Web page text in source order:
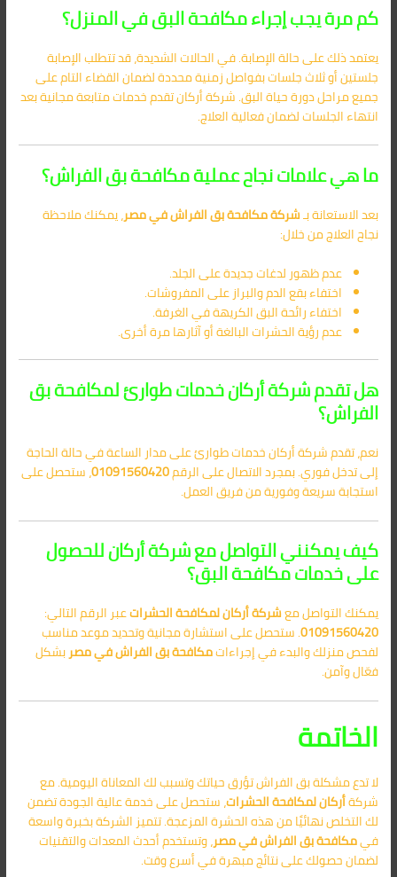
كم مرة يجب إجراء مكافحة البق في المنزل؟
يعتمد ذلك على حالة الإصابة. في الحالات الشديدة، قد تتطلب الإصابة
جلستين أو ثلاث جلسات بفواصل زمنية محددة لضمان القضاء التام على
جميع مراحل دورة حياة البق. شركة أركان تقدم خدمات متابعة مجانية بعد
انتهاء الجلسات لضمان فعالية العلاج.
ما هي علامات نجاح عملية مكافحة بق الفراش؟
بعد الاستعانة بـشركة مكافحة بق الفراش في مصر، يمكنك ملاحظة
نجاح العلاج من خلال:
عدم ظهور لدغات جديدة على الجلد.
اختفاء بقع الدم والبراز على المفروشات.
اختفاء رائحة البق الكريهة في الغرفة.
عدم رؤية الحشرات البالغة أو آثارها مرة أخرى.
هل تقدم شركة أركان خدمات طوارئ لمكافحة بق
الفراش؟
نعم، تقدم شركة أركان خدمات طوارئ على مدار الساعة في حالة الحاجة
إلى تدخل فوري. بمجرد الاتصال على الرقم01091560420، ستحصل على
استجابة سريعة وفورية من فريق العمل.
كيف يمكنني التواصل مع شركة أركان للحصول
على خدمات مكافحة البق؟
يمكنك التواصل معشركة أركان لمكافحة الحشراتعبر الرقم التالي:
01091560420. ستحصل على استشارة مجانية وتحديد موعد مناسب
لفحص منزلك والبدء في إجراءاتمكافحة بق الفراش في مصربشكل
فعّال وآمن.
الخاتمة
لا تدع مشكلة بق الفراش تؤرق حياتك وتسبب لك المعاناة اليومية. مع
شركةأركان لمكافحة الحشرات، ستحصل على خدمة عالية الجودة تضمن
لك التخلص نهائيًا من هذه الحشرة المزعجة. تتميز الشركة بخبرة واسعة
فيمكافحة بق الفراش في مصر، وتستخدم أحدث المعدات والتقنيات
لضمان حصولك على نتائج مبهرة في أسرع وقت.